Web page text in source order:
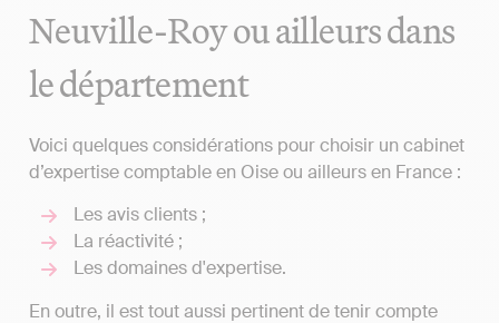
Neuville-Roy ou ailleurs dans
le département
Voici quelques considérations pour choisir un cabinet
d’expertise comptable en Oise ou ailleurs en France :
Les avis clients ;
La réactivité ;
Les domaines d'expertise.
En outre, il est tout aussi pertinent de tenir compte